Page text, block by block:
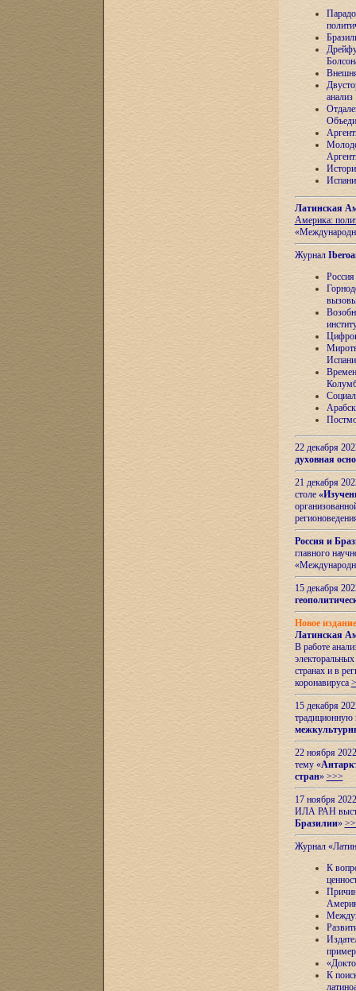
анализ
Латинская
Америка:
Журнал
22 декабря
духовная
21 декабря
столе
Россия и
главного
15 декабря
Новое
Латинская
В работе
странах и в
коронавируса
15 декабря
22 ноября
тему «
стран» >>>
17 ноября
ИЛА РАН
Бразилии»
Журнал
К
К